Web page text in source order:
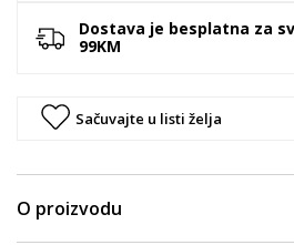
Dostava je besplatna za
99KM
Sačuvajte u listi želja
O proizvodu